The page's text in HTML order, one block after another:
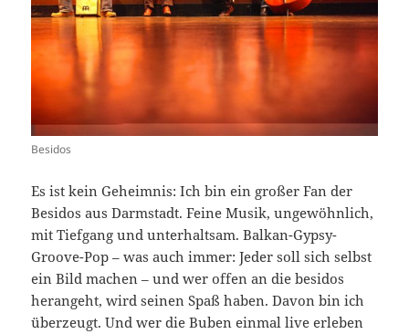
Besidos
Es ist kein Geheimnis: Ich bin ein großer Fan der
Besidos aus Darmstadt. Feine Musik, ungewöhnlich,
mit Tiefgang und unterhaltsam. Balkan-Gypsy-
Groove-Pop – was auch immer: Jeder soll sich selbst
ein Bild machen – und wer offen an die besidos
herangeht, wird seinen Spaß haben. Davon bin ich
überzeugt. Und wer die Buben einmal live erleben